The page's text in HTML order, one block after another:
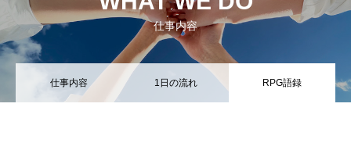
仕事内容
仕事内容 1日の流れ RPG語録